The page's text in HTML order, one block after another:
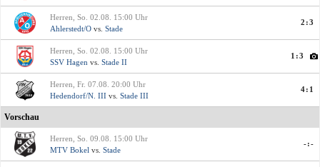
Herren, So. 02.08. 15:00 Uhr
Ahlerstedt/O vs. Stade
2:3
Herren, So. 02.08. 15:00 Uhr
SSV Hagen vs. Stade II
1:3
Herren, Fr. 07.08. 20:00 Uhr
Hedendorf/N. III vs. Stade III
4:1
Vorschau
Herren, So. 09.08. 15:00 Uhr
MTV Bokel vs. Stade
-:-